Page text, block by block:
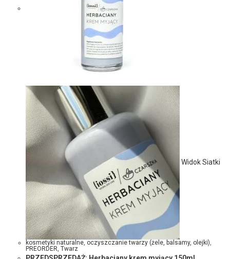
Widok Siatki
kosmetyki naturalne, oczyszczanie twarzy (żele, balsamy, olejki),
PREORDER, Twarz